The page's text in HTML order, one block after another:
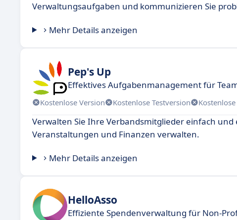
Verwaltungsaufgaben und kommunizieren Sie
Mehr Details anzeigen
Pep's Up
Effektives Aufgabenmanagement für
Kostenlose Version Kostenlose Testversion
Verwalten Sie Ihre Verbandsmitglieder einfach
Veranstaltungen und Finanzen verwalten.
Mehr Details anzeigen
HelloAsso
Effiziente Spendenverwaltung für Non-